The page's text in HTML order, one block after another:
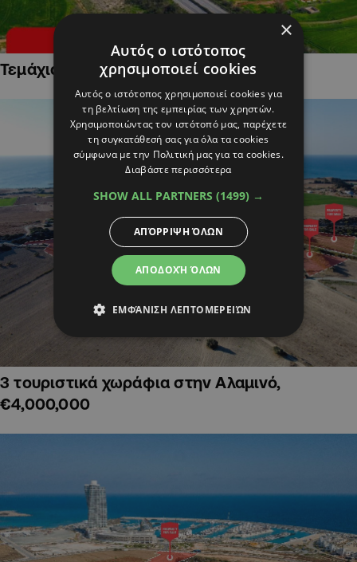
Τεμάχια Γης σε Οικιστικές Περιοχές
3 τουριστικά χωράφια στην Αλαμινό,
€4,000,000
×
Αυτός ο ιστότοπος
χρησιμοποιεί cookies
Αυτός ο ιστότοπος χρησιμοποιεί cookies για
τη βελτίωση της εμπειρίας των χρηστών.
Χρησιμοποιώντας τον ιστότοπό μας, παρέχετε
τη συγκατάθεσή σας για όλα τα cookies
σύμφωνα με την Πολιτική μας για τα cookies.
Διαβάστε περισσότερα
SHOW ALL PARTNERS (1499) →
ΑΠΟΔΟΧΉ ΌΛΩΝ
ΑΠΌΡΡΙΨΗ ΌΛΩΝ
ΕΜΦΆΝΙΣΗ ΛΕΠΤΟΜΕΡΕΙΏΝ